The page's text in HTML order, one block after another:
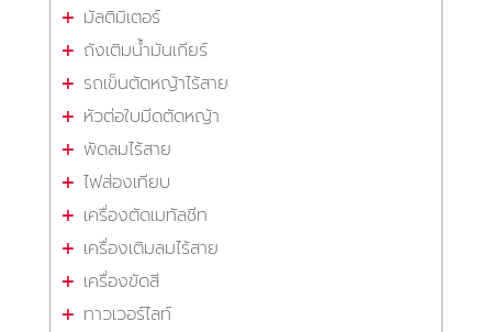
มัลติมิเตอร์
ถังเติมน้ำมันเกียร์
รถเข็นตัดหญ้าไร้สาย
หัวต่อใบมีดตัดหญ้า
พัดลมไร้สาย
ไฟส่องเทียบ
เครื่องตัดเมทัลชีท
เครื่องเติมลมไร้สาย
เครื่องขัดสี
ทาวเวอร์ไลท์